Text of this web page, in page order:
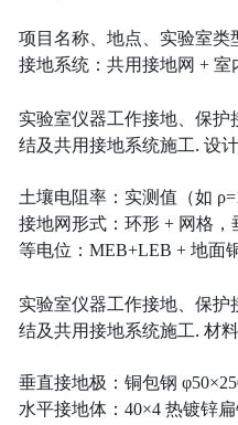
项目名称、地点、实验室类
接地系统：共用接地网 + 室
实验室仪器工作接地、保
结及共用接地系统施工. 设
土壤电阻率：实测值（如
接地网形式：环形 + 网格，
等电位：MEB+LEB + 地面
实验室仪器工作接地、保
结及共用接地系统施工. 材
垂直接地极：铜包钢
水平接地体：40×4 热镀锌